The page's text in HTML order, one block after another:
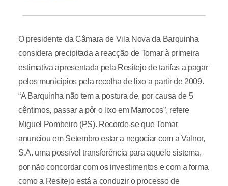
O presidente da Câmara de Vila Nova da Barquinha
considera precipitada a reacção de Tomar à primeira
estimativa apresentada pela Resitejo de tarifas a pagar
pelos municípios pela recolha de lixo a partir de 2009.
“A Barquinha não tem a postura de, por causa de 5
cêntimos, passar a pôr o lixo em Marrocos”, refere
Miguel Pombeiro (PS). Recorde-se que Tomar
anunciou em Setembro estar a negociar com a Valnor,
S.A. uma possível transferência para aquele sistema,
por não concordar com os investimentos e com a forma
como a Resitejo está a conduzir o processo de